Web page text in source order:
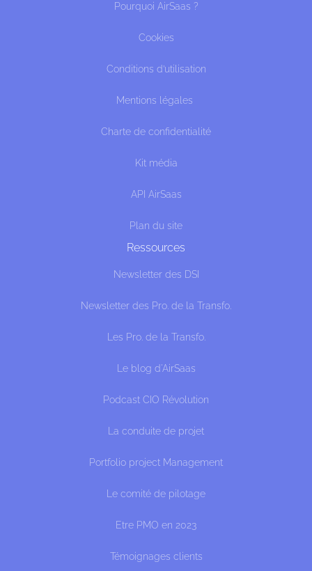
Pourquoi AirSaas ?
Cookies
Conditions d’utilisation
Mentions légales
Charte de confidentialité
Kit média
API AirSaas
Plan du site
Ressources
Newsletter des DSI
Newsletter des Pro. de la Transfo.
Les Pro. de la Transfo.
Le blog d'AirSaas
Podcast CIO Révolution
La conduite de projet
Portfolio project Management
Le comité de pilotage
Etre PMO en 2023
Témoignages clients